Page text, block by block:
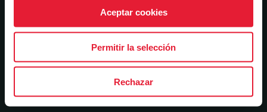
Aceptar cookies
Permitir la selección
Rechazar